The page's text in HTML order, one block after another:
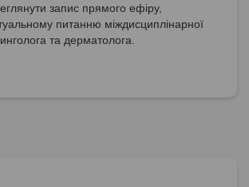
запис прямого ефіру,
питанню міждисциплінарної
та дерматолога.